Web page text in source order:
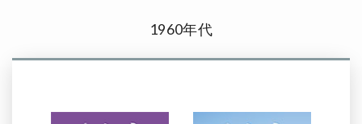
1960年代